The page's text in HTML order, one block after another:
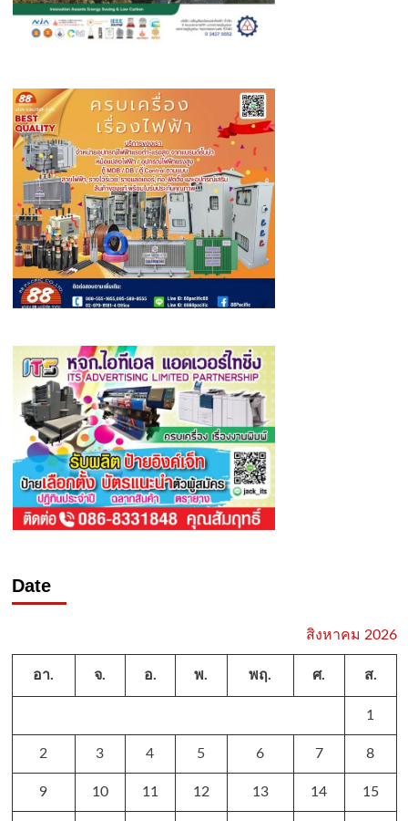
Date
สิงหาคม 2026
อา. จ. อ. พ. พฤ. ศ. ส.
1
2 3 4 5 6 7 8
9 10 11 12 13 14 15